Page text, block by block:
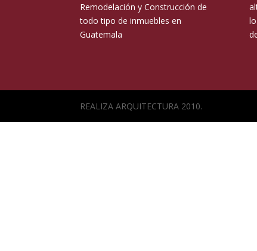
Remodelación y Construcción de
todo tipo de inmuebles en
Guatemala
REALIZA ARQUITECTURA 2010.